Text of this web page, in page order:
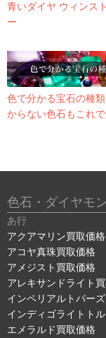
青いダイヤ ウィンス
ー
色で分かる宝石の種
からない色石もこれ
色石・ダイヤモ
あ行
アクアマリン買取価格
アコヤ真珠買取価格
アメジスト買取価格
アレキサンドライト
インペリアルトパー
インディゴライトト
エメラルド買取価格